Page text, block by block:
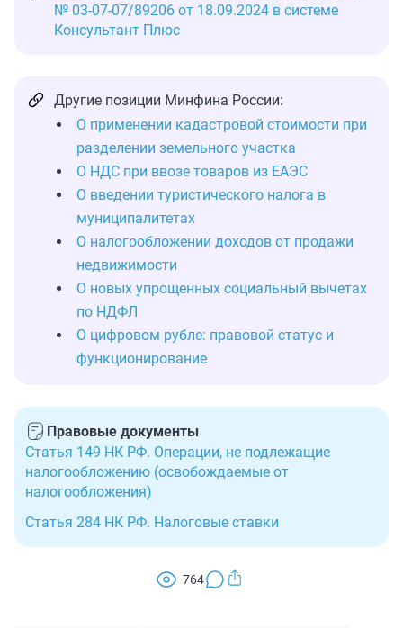
№ 03-07-07/89206 от 18.09.2024 в системе
Консультант Плюс
Другие позиции Минфина России:
О применении кадастровой стоимости при
разделении земельного участка
О НДС при ввозе товаров из ЕАЭС
О введении туристического налога в
муниципалитетах
О налогообложении доходов от продажи
недвижимости
О новых упрощенных социальный вычетах
по НДФЛ
О цифровом рубле: правовой статус и
функционирование
Правовые документы
Статья 149 НК РФ. Операции, не подлежащие
налогообложению (освобождаемые от
налогообложения)
Статья 284 НК РФ. Налоговые ставки
764